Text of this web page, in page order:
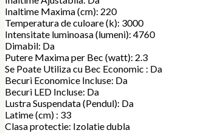
Inaltime Maxima (cm): 220
Temperatura de culoare (k): 3000
Intensitate luminoasa (lumeni): 4760
Dimabil: Da
Putere Maxima per Bec (watt): 2.3
Se Poate Utiliza cu Bec Economic : Da
Becuri Economice Incluse: Da
Becuri LED Incluse: Da
Lustra Suspendata (Pendul): Da
Latime (cm) : 33
Clasa protectie: Izolatie dubla